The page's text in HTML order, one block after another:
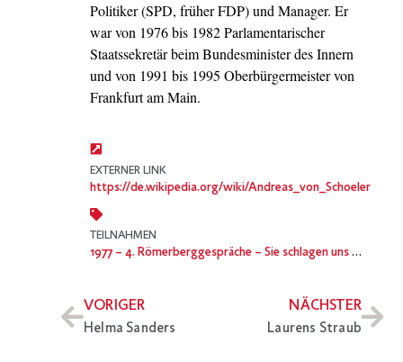
Politiker (SPD, früher FDP) und Manager. Er
war von 1976 bis 1982 Parlamentarischer
Staatssekretär beim Bundesminister des Innern
und von 1991 bis 1995 Oberbürgermeister von
Frankfurt am Main.
EXTERNER LINK
https://de.wikipedia.org/wiki/Andreas_von_Schoeler
TEILNAHMEN
1977 – 4. Römerberggespräche – Sie schlagen uns das Kino tot
VORIGER
Helma Sanders
NÄCHSTER
Laurens Straub